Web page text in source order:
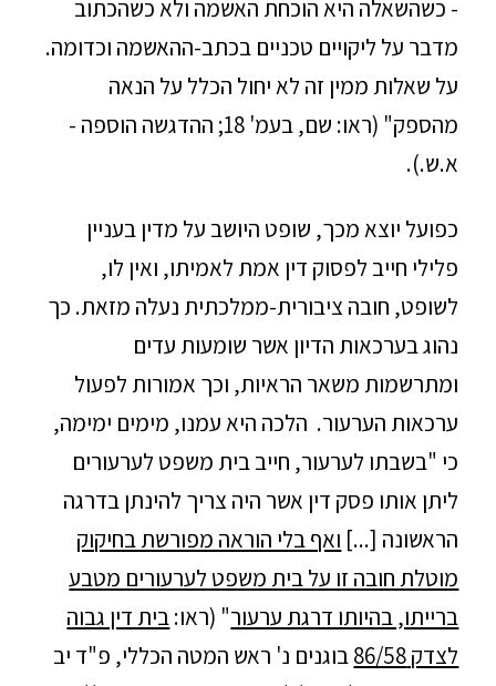
- כשהשאלה היא הוכחת האשמה ולא כשהכתוב
מדבר על ליקויים טכניים בכתב-ההאשמה וכדומה.
על שאלות ממין זה לא יחול הכלל על הנאה
מהספק" (ראו: שם, בעמ' 18; ההדגשה הוספה -
א.ש.).
כפועל יוצא מכך, שופט היושב על מדין בעניין
פלילי חייב לפסוק דין אמת לאמיתו, ואין לו,
לשופט, חובה ציבורית-ממלכתית נעלה מזאת. כך
נהוג בערכאות הדיון אשר שומעות עדים
ומתרשמות משאר הראיות, וכך אמורות לפעול
ערכאות הערעור. הלכה היא עמנו, מימים ימימה,
כי "בשבתו לערעור, חייב בית משפט לערעורים
ליתן אותו פסק דין אשר היה צריך להינתן בדרגה
הראשונה [...] ואף בלי הוראה מפורשת בחיקוק
מוטלת חובה זו על בית משפט לערעורים מטבע
ברייתו, בהיותו דרגת ערעור" (ראו:בית דין גבוה
לצדק 86/58
בוגנים נ' ראש המטה הכללי, פ"ד יב